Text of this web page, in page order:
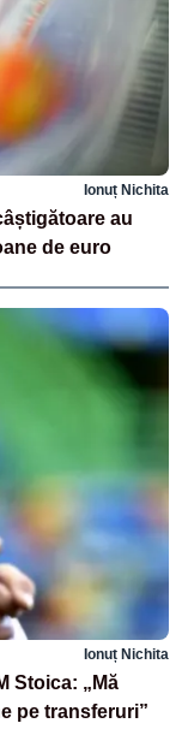
Ionuț Nichita
au
de euro
Ionuț Nichita
Stoica: „Mă
pe transferuri”